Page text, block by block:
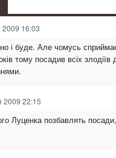
2009 16:03
і буде. Але чомусь
тому посадив всіх
2009 22:15
Луценка позбавлять